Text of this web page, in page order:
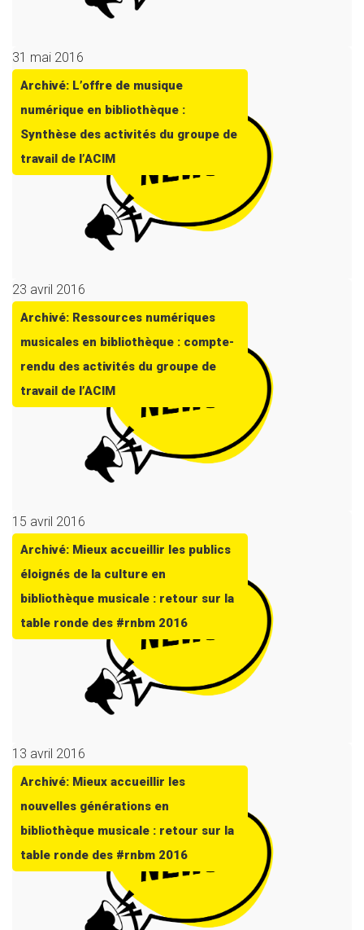
31 mai 2016
Archivé: L’offre de musique
numérique en bibliothèque :
Synthèse des activités du groupe de
travail de l’ACIM
23 avril 2016
Archivé: Ressources numériques
musicales en bibliothèque : compte-
rendu des activités du groupe de
travail de l’ACIM
15 avril 2016
Archivé: Mieux accueillir les publics
éloignés de la culture en
bibliothèque musicale : retour sur la
table ronde des #rnbm 2016
13 avril 2016
Archivé: Mieux accueillir les
nouvelles générations en
bibliothèque musicale : retour sur la
table ronde des #rnbm 2016